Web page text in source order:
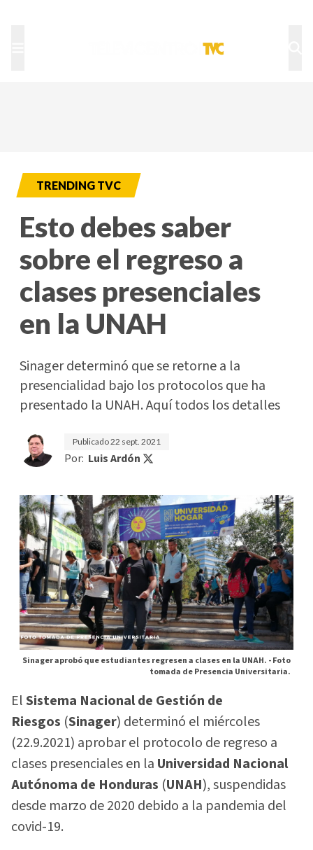
TRENDING TVC
Esto debes saber
sobre el regreso a
clases presenciales
en la UNAH
Sinager determinó que se retorne a la
presencialidad bajo los protocolos que ha
presentado la UNAH. Aquí todos los detalles
Publicado22 sept. 2021
Por: Luis Ardón
Sinager aprobó que estudiantes regresen a clases en la UNAH. -Foto
tomada de Presencia Universitaria.
ElSistema Nacional de Gestión de
Riesgos (Sinager) determinó el miércoles
(22.9.2021) aprobar el protocolo de regreso a
clases presenciales en la Universidad Nacional
Autónoma de Honduras (UNAH), suspendidas
desde marzo de 2020 debido a la pandemia del
covid-19.